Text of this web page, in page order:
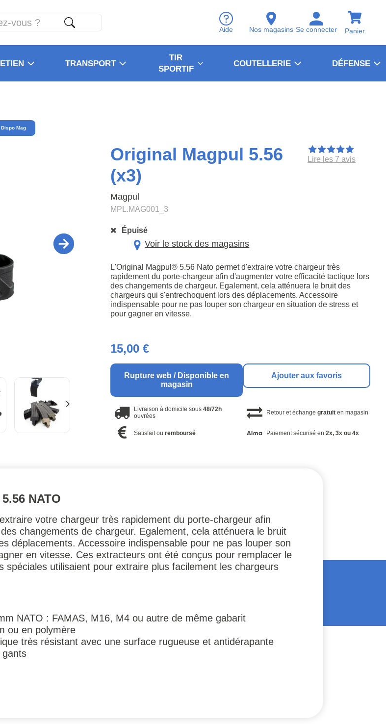
Aide Nos magasins Se connecter Panier
TRANSPORT
TIR
SPORTIF
COUTELLERIE DÉFENSE
Dispo Mag
Original Magpul 5.56
(x3)
Magpul
MPL.MAG001_3
Lire les 7 avis
Épuisé
Voir le stock des magasins
L'Original Magpul® 5.56 Nato permet d'extraire votre chargeur très
rapidement du porte-chargeur afin d'augmenter votre efficacité tactique lors
des changements de chargeur. Egalement, cela atténuera le bruit des
chargeurs qui s'entrechoquent lors des déplacements. Accessoire
indispensable pour ne pas louper son chargeur en situation de stress et
pour gagner en vitesse.
15,00 €
Rupture web / Disponible en
magasin
Ajouter aux favoris
Livraison à domicile sous48/72h
ouvrées
Retour et échange gratuiten magasin
Satisfait ouremboursé Paiement sécurisé en 2x, 3x ou 4x
NATO
votre chargeur très rapidement du porte-chargeur afin
changements de chargeur. Egalement, cela atténuera le bruit
déplacements. Accessoire indispensable pour ne pas louper son
en vitesse. Ces extracteurs ont été conçus pour remplacer le
utilisaient pour extraire plus facilement les chargeurs
NATO : FAMAS, M16, M4 ou autre de même gabarit
ou en polymère
très résistant avec une surface rugueuse et antidérapante
gants